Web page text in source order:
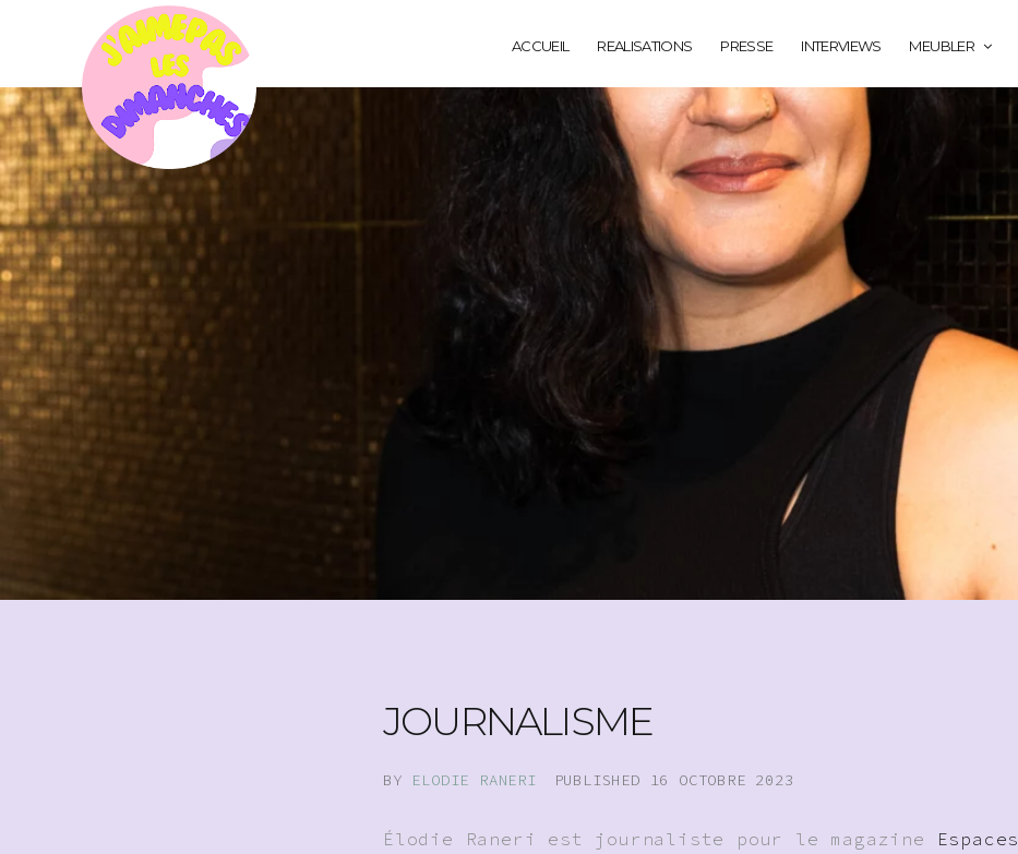
ACCUEIL REALISATIONS PRESSE INTERVIEWS MEUBLER
JOURNALISME
BY ELODIE RANERI PUBLISHED 16 OCTOBRE 2023
Élodie Raneri est journaliste pour le magazine
Espaces